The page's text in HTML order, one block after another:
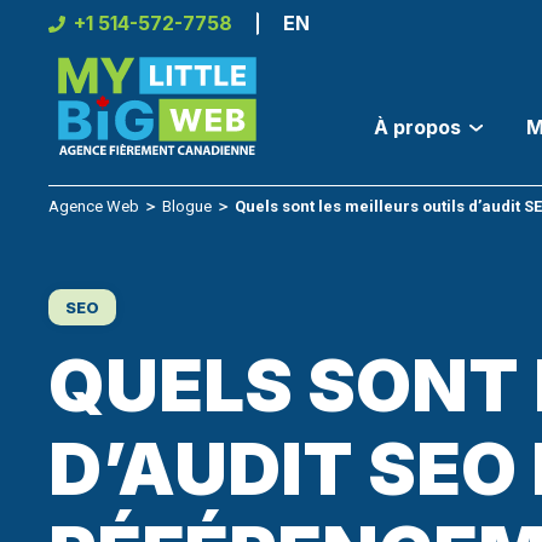
+1 514-572-7758 EN
À propos
Agence Web ＞ Blogue ＞ Quels sont les meilleurs outils d’audit
SEO
QUELS
D’AUDIT